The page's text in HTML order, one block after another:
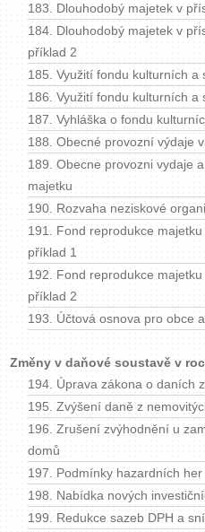
183. Dlouhodobý majetek v
184. Dlouhodobý majetek v
příklad 2
185. Využití fondu kulturních a
186. Využití fondu kulturních a
187. Vyhláška o fondu
188. Obecné provozní výdaje
189. Obecne provozni vydaje
majetku
190. Rozvaha neziskové
191. Fond reprodukce
příklad 1
192. Fond reprodukce
příklad 2
193. Účtová osnova pro obce
Změny v daňové soustavě v
194. Úprava zákona o daních
195. Zvýšení daně z
196. Zrušení zvýhodnění u
domů
197. Podmínky hazardních her
198. Nabídka nových
199. Redukce sazeb DPH a